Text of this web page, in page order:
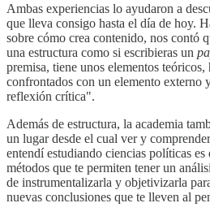
Ambas experiencias lo ayudaron a
que lleva consigo hasta el día de hoy.
sobre cómo crea contenido, nos contó
una estructura como si escribieras un
premisa, tiene unos elementos
confrontados con un elemento externo
reflexión crítica".
Además de estructura, la academia
un lugar desde el cual ver y
entendí estudiando ciencias políticas es
métodos que te permiten tener un
de instrumentalizarla y objetivizarla
nuevas conclusiones que te lleven al